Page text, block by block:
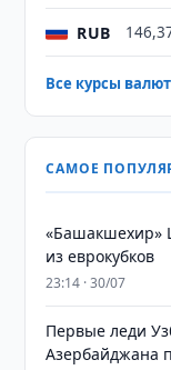
RUB
Все курсы
САМОЕ
«Башакшехир»
из еврокубков
23:14 · 30/07
Первые леди
Азербайджана